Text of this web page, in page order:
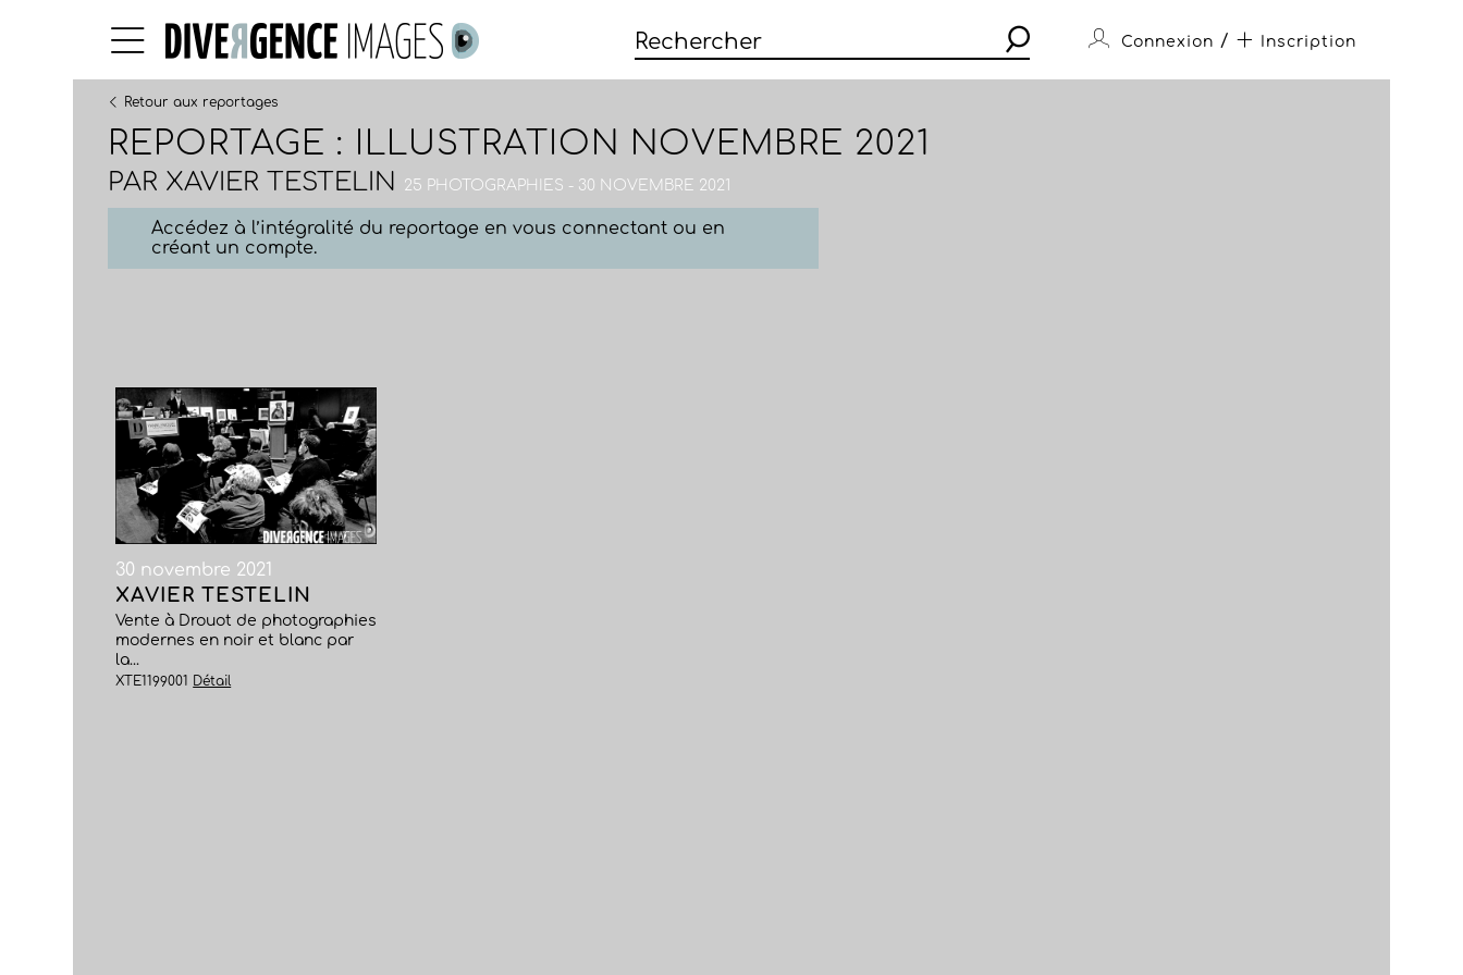
Connexion / Inscription
Retour aux reportages
REPORTAGE : ILLUSTRATION NOVEMBRE 2021
PAR XAVIER TESTELIN 25 PHOTOGRAPHIES - 30 NOVEMBRE 2021
Accédez à l’intégralité du reportage en vous connectant ou en
créant un compte.
30 novembre 2021
XAVIER TESTELIN
Vente à Drouot de photographies
modernes en noir et blanc par
la...
XTE1199001 Détail